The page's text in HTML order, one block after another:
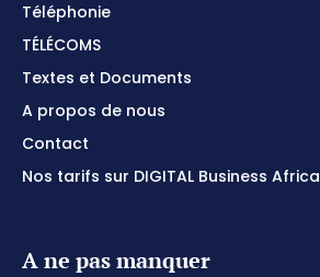
Téléphonie
TÉLÉCOMS
Textes et Documents
A propos de nous
Contact
Nos tarifs sur DIGITAL Business Africa
A ne pas manquer